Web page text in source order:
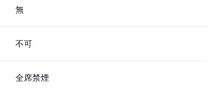
無
不可
全席禁煙